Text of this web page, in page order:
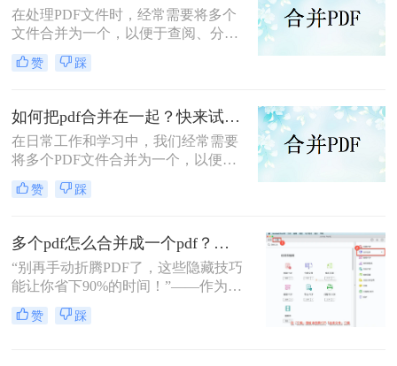
在处理PDF文件时，经常需要将多个
文件合并为一个，以便于查阅、分享
或存储。那么如何把4个pdf文件合成
一个pdf呢？本文将介绍三种将4个
赞 踩
如何把pdf合并在一起？快来试试这3种合并方法！
在日常工作和学习中，我们经常需要
将多个PDF文件合并为一个，以便于
查阅和分享。那么如何把pdf合并在一
起呢？本文将介绍三种常用的PDF合
赞 踩
多个pdf怎么合并成一个pdf？小编亲测高效方法大公开！
“别再手动折腾PDF了，这些隐藏技巧
能让你省下90%的时间！”——作为从
事电脑办公软件测评多年的博主，小
编经常收到读者关于PDF合并的求
赞 踩